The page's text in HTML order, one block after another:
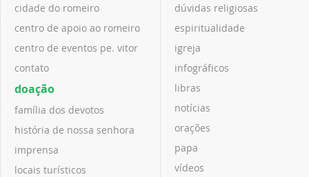
cidade do romeiro
centro de apoio ao romeiro
centro de eventos pe. vitor
contato
doação
família dos devotos
história de nossa senhora
imprensa
locais turísticos
dúvidas religiosas
espiritualidade
igreja
infográficos
libras
notícias
orações
papa
vídeos